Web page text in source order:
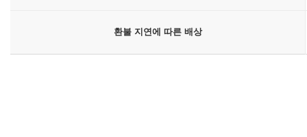
환불 지연에 따른 배상